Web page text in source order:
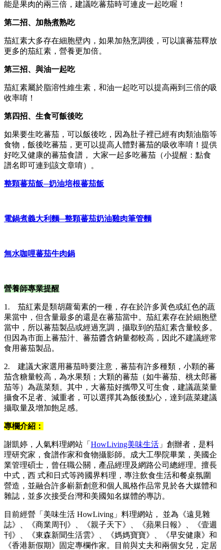
能是果肉的兩三倍，建議吃蕃茄時可連皮一起吃喔！
第二招、加熱煮熟吃
茄紅素大多存在細胞壁內，如果加熱烹調後，可以讓蕃茄釋放
更多的茄紅素，營養更加倍。
第三招、與油一起吃
茄紅素屬於脂溶性維生素，和油一起吃可以提高兩到三倍的吸
收率唷！
第四招、生食可飯後吃
如果要生吃蕃茄，可以飯後吃，因為肚子裡已經有肉類油脂等
食物，飯後吃蕃茄，更可以提高人體對蕃茄的吸收率唷！提供
好吃又健康的蕃茄食譜， 大家一起多吃蕃茄（小提醒：點食
譜名即可連到該文章唷）。
整顆蕃茄飯─奶油培根蕃茄飯
電鍋煮義大利麵─整顆蕃茄奶油雞肉筆管麵
無水咖哩蕃茄牛肉鍋
營養師專業提醒
1. 茄紅素是類胡蘿蔔素的一種，存在於許多黃色或紅色的蔬
果當中，但含量最多的還是在蕃茄當中。茄紅素存在於細胞壁
當中，所以蕃茄製品或經過烹調，攝取到的茄紅素含量較多。
但因為市面上蕃茄汁、蕃茄醬含鈉量都較高，因此不建議經常
食用蕃茄製品。
2. 建議大家選用蕃茄時要注意，蕃茄有許多種類，小顆的蕃
茄含糖量較高，為水果類；大顆的蕃茄（如牛蕃茄、桃太郎蕃
茄等）為蔬菜類。其中，大蕃茄好攜帶又可生食，建議蔬菜量
攝食不足者、減重者，可以選擇其為飯後點心，達到蔬菜建議
攝取量及增加飽足感。
專欄介紹：
謝凱婷，人氣料理網站「 HowLiving美味生活 」創辦者，是料
理研究家，食譜作家和食物攝影師。成大工學院畢業，美國企
業管理碩士，曾任職公關，產品經理及網路公司總經理。擅長
中式，西 式和日式等跨國界料理，專注飲食生活和餐桌氛圍
營造，並融合許多嶄新創意和個人風格作品常見於各大媒體和
雜誌，並多次接受台灣和美國知名媒體的專訪。
目前經營「美味生活 HowLiving」料理網站， 並為《遠見雜
誌》、《商業周刊》、《親子天下》、《蘋果日報》、《壹週
刊》、《東森新聞生活雲》、《媽媽寶寶》、《早安健康》和
《香港新假期》固定專欄作家。目前與丈夫和兩個女兒，定居